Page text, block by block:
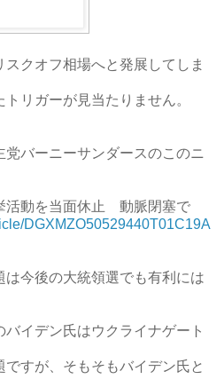
クオフ相場へと発展してしま
リガーが見当たりません。
バーニーサンダースのこのニ
活動を当面休止 動脈閉塞で
DGXMZO50529440T01C19A
は今後の大統領選でも有利には
イデン氏はウクライナゲート
ですが、そもそもバイデン氏と